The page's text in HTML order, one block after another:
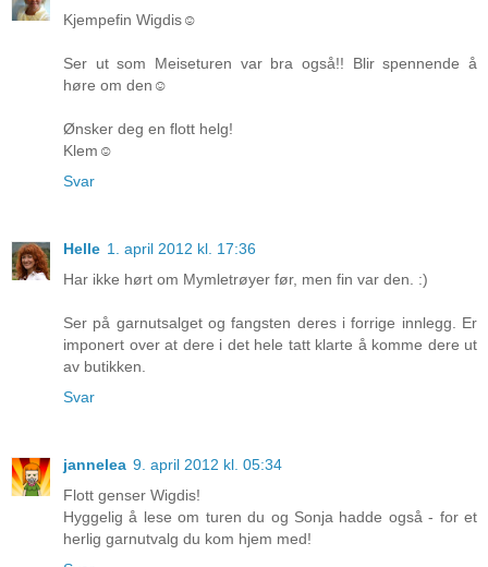
Kjempefin Wigdis☺
Ser ut som Meiseturen var bra også!! Blir spennende å
høre om den☺
Ønsker deg en flott helg!
Klem☺
Svar
Helle 1. april 2012 kl. 17:36
Har ikke hørt om Mymletrøyer før, men fin var den. :)
Ser på garnutsalget og fangsten deres i forrige innlegg. Er
imponert over at dere i det hele tatt klarte å komme dere ut
av butikken.
Svar
jannelea 9. april 2012 kl. 05:34
Flott genser Wigdis!
Hyggelig å lese om turen du og Sonja hadde også - for et
herlig garnutvalg du kom hjem med!